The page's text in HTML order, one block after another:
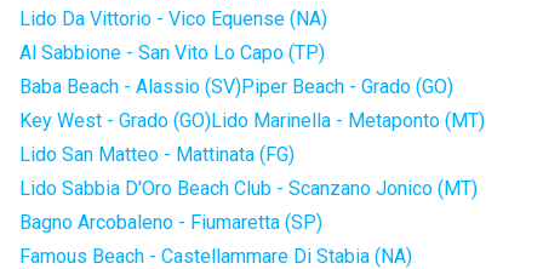
Lido Da Vittorio - Vico Equense (NA)
Al Sabbione - San Vito Lo Capo (TP)
Baba Beach - Alassio (SV)Piper Beach - Grado (GO)
Key West - Grado (GO)Lido Marinella - Metaponto (MT)
Lido San Matteo - Mattinata (FG)
Lido Sabbia D'Oro Beach Club - Scanzano Jonico (MT)
Bagno Arcobaleno - Fiumaretta (SP)
Famous Beach - Castellammare Di Stabia (NA)